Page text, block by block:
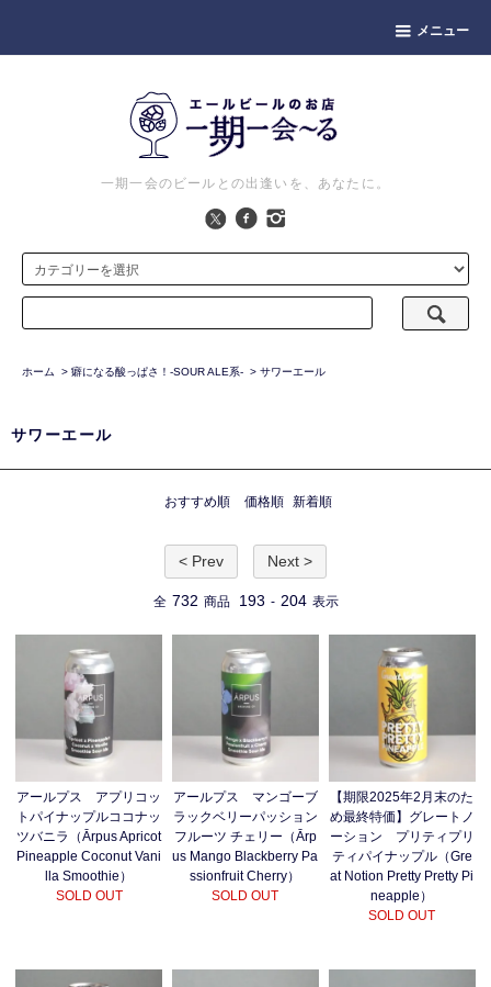
メニュー
一期一会のビールとの出逢いを、あなたに。
ホーム > 癖になる酸っぱさ！-SOUR ALE系- > サワーエール
サワーエール
おすすめ順 価格順 新着順
< Prev Next >
全 732 商品 193 - 204 表示
アールプス アプリコッ
トパイナップルココナッ
ツバニラ（Ārpus Apricot
Pineapple Coconut Vani
lla Smoothie）
SOLD OUT
アールプス マンゴーブ
ラックベリーパッション
フルーツ チェリー（Ārp
us Mango Blackberry Pa
ssionfruit Cherry）
SOLD OUT
【期限2025年2月末のた
め最終特価】グレートノ
ーション プリティプリ
ティパイナップル（Gre
at Notion Pretty Pretty Pi
neapple）
SOLD OUT